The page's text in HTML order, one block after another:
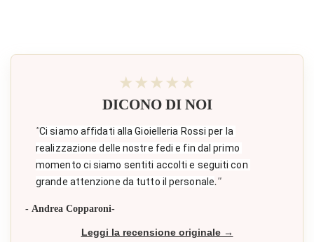
★★★★★
DICONO DI NOI
"Ci siamo affidati alla Gioielleria Rossi per la
realizzazione delle nostre fedi e fin dal primo
momento ci siamo sentiti accolti e seguiti con
grande attenzione da tutto il personale."
- Andrea Copparoni-
Leggi la recensione originale →